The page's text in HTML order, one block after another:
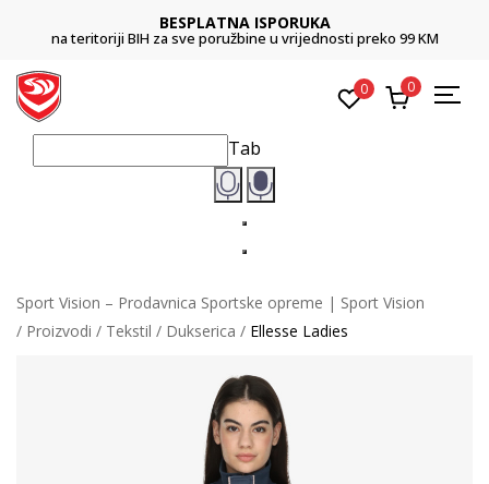
BESPLATNA ISPORUKA
na teritoriji BIH za sve poružbine u vrijednosti preko 99 KM
0 0
Tab
Sport Vision – Prodavnica Sportske opreme | Sport Vision
Proizvodi
Tekstil Dukserica Ellesse Ladies